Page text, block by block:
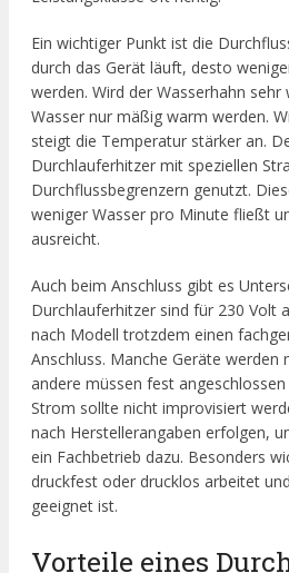
Ein wichtiger Punkt ist die
durch das Gerät läuft, desto
werden. Wird der Wasserhahn
Wasser nur mäßig warm werden.
steigt die Temperatur stärker an.
Durchlauferhitzer mit speziellen
Durchflussbegrenzern genutzt.
weniger Wasser pro Minute fließt
ausreicht.
Auch beim Anschluss gibt es
Durchlauferhitzer sind für 230 Volt
nach Modell trotzdem einen
Anschluss. Manche Geräte werden
andere müssen fest
Strom sollte nicht improvisiert
nach Herstellerangaben erfolgen,
ein Fachbetrieb dazu. Besonders
druckfest oder drucklos arbeitet
geeignet ist.
Vorteile eines